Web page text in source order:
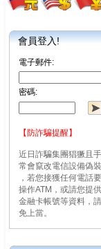
會員登入!
電子郵件:
密碼:
【防詐騙提醒】
近日詐騙集團猖獗且
常會竄改電信設備偽
，若您接獲任何電話
操作ATM，或請您提供
金融卡帳號等資料，
免上當。